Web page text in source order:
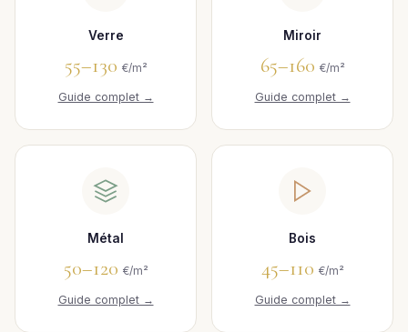
Verre
55–130 €/m²
Guide complet →
Miroir
65–160 €/m²
Guide complet →
Métal
50–120 €/m²
Guide complet →
Bois
45–110 €/m²
Guide complet →